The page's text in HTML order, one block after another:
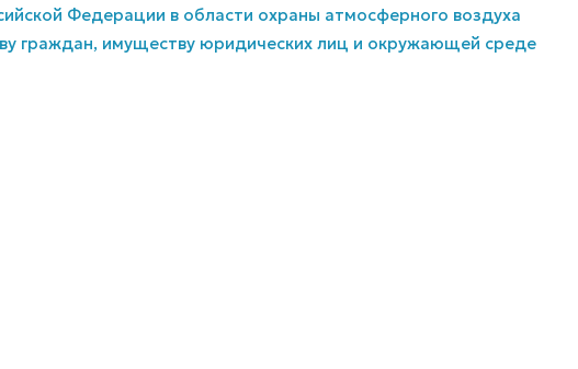
Федерации в области охраны атмосферного воздуха
граждан, имуществу юридических лиц и окружающей среде